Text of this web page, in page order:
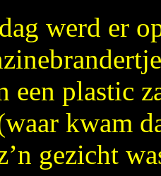
werd er
een plastic
kwam
gezicht